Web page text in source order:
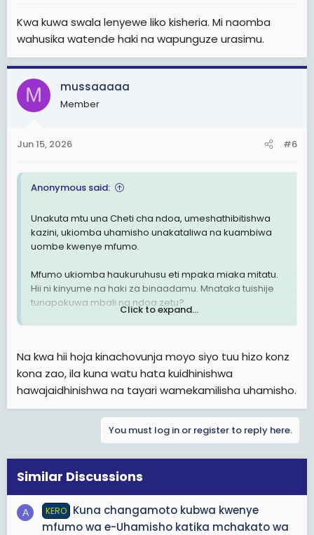
Kwa kuwa swala lenyewe liko kisheria. Mi naomba
wahusika watende haki na wapunguze urasimu.
M mussaaaaa
Member
Jun 15, 2026 #6
Anonymous said:
Unakuta mtu una Cheti cha ndoa, umeshathibitishwa
kazini, ukiomba uhamisho unakataliwa na kuambiwa
uombe kwenye mfumo.
Mfumo ukiomba haukuruhusu eti mpaka miaka mitatu.
Hii ni kinyume na haki za binaadamu. Mnataka tuishije
tunapokuwa mbali na ndoa zetu?
Haitoshi, mtu unapata wa kubadilishana naye halafu
waambiwa subiri miaka mitatu. Hii sio sawa.
Tunahitaji haki kwa ustawi wa familia zetu na kizazi bora
Click to expand...
Na kwa hii hoja kinachovunja moyo siyo tuu hizo konz
kona zao, ila kuna watu hata kuidhinishwa
hawajaidhinishwa na tayari wamekamilisha uhamisho.
You must log in or register to reply here.
Similar Discussions
A KERO Kuna changamoto kubwa kwenye
mfumo wa e-Uhamisho katika mchakato wa